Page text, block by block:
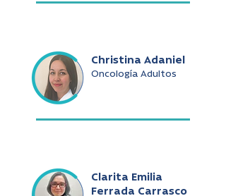
Christina Adaniel
Oncología Adultos
Clarita Emilia
Ferrada Carrasco